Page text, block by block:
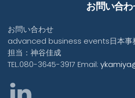
お問い合わ
お問い合わせ
advanced business events日本事
担当：神谷佳成
TEL.080-3645-3917 Email: